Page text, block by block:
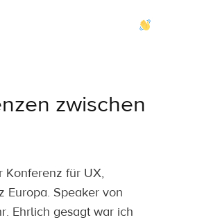
zwischen
Konferenz für UX,
Europa. Speaker von
Ehrlich gesagt war ich